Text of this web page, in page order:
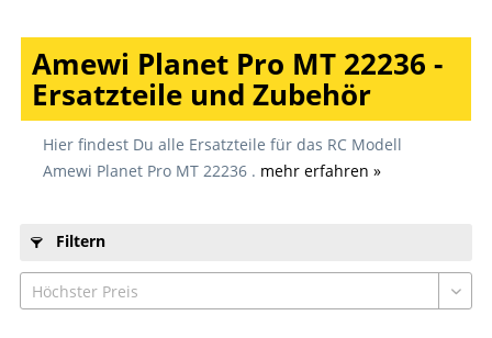
Amewi Planet Pro MT 22236 -
Ersatzteile und Zubehör
Hier findest Du alle Ersatzteile für das RC Modell
Amewi Planet Pro MT 22236 . mehr erfahren »
Filtern